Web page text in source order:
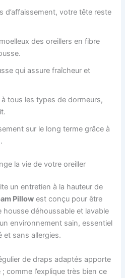
d’affaissement, votre tête reste
des oreillers en fibre
qui assure fraîcheur et
tous les types de dormeurs,
sur le long terme grâce à
la vie de votre oreiller
un entretien à la hauteur de
Pillow est conçu pour être
housse déhoussable et lavable
environnement sain, essentiel
et sans allergies.
de draps adaptés apporte
comme l’explique très bien ce